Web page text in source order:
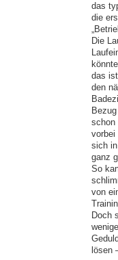
das
die
Die
das
den
schon
vorbei
sich
ganz
So
von
Doch
lösen